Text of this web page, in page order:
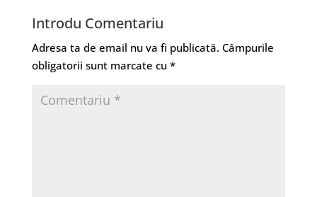
Introdu Comentariu
Adresa ta de email nu va fi publicată. Câmpurile
obligatorii sunt marcate cu *